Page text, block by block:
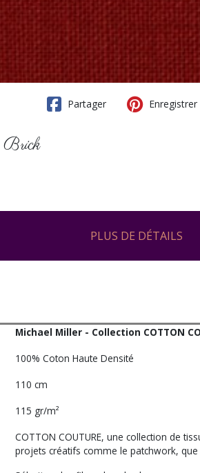
Partager Enregistrer
Brick
PLUS DE DÉTAILS
Michael Miller - Collection COTTON
100% Coton Haute Densité
110 cm
115 gr/m²
COTTON COUTURE, une collection de
projets créatifs comme le patchwork,